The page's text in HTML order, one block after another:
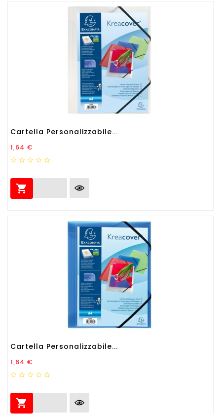
Cartella Personalizzabile...
Prezzo
1,64 €

Cartella Personalizzabile...
Prezzo
1,64 €
